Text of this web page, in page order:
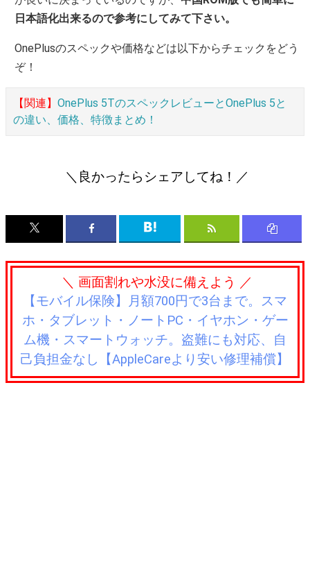
日本語化出来るので参考にしてみて下さい。
OnePlusのスペックや価格などは以下からチェックをどう
ぞ！
【関連】 OnePlus 5TのスペックレビューとOnePlus 5と
の違い、価格、特徴まとめ！
＼良かったらシェアしてね！／
＼ 画面割れや水没に備えよう ／
【モバイル保険】月額700円で3台まで。スマ
ホ・タブレット・ノートPC・イヤホン・ゲー
ム機・スマートウォッチ。盗難にも対応、自
己負担金なし【AppleCareより安い修理補償】